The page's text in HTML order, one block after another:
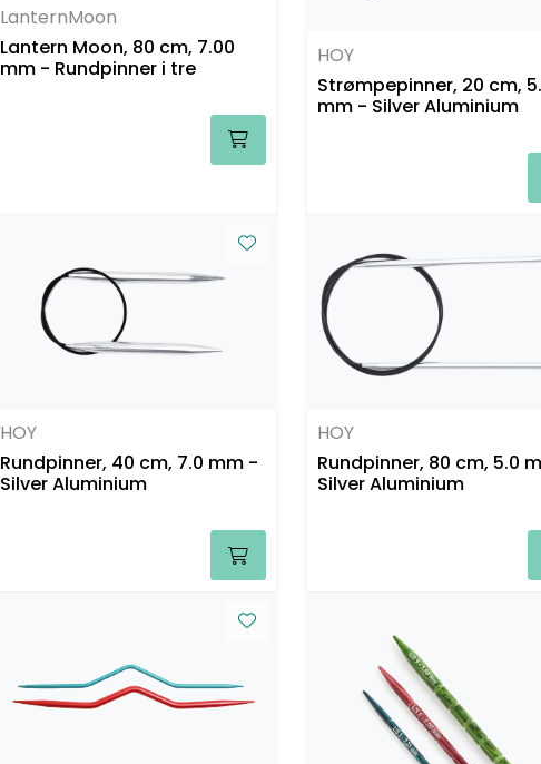
LanternMoon
Lantern Moon, 80 cm, 7.00
mm - Rundpinner i tre
HOY
Strømpepinner, 20 cm,
mm - Silver Aluminium
HOY
Rundpinner, 40 cm, 7.0 mm -
Silver Aluminium
HOY
Rundpinner, 80 cm, 5.0
Silver Aluminium